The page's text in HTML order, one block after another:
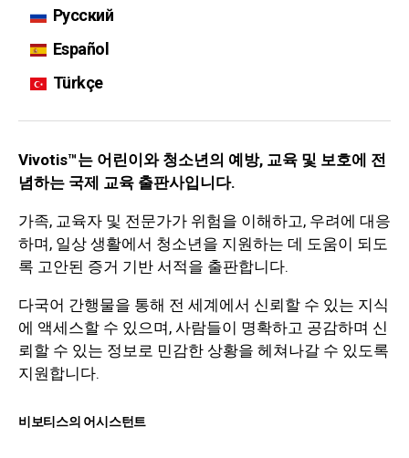
Русский
Español
Türkçe
Vivotis™는 어린이와 청소년의 예방, 교육 및 보호에 전
념하는 국제 교육 출판사입니다.
가족, 교육자 및 전문가가 위험을 이해하고, 우려에 대응
하며, 일상 생활에서 청소년을 지원하는 데 도움이 되도
록 고안된 증거 기반 서적을 출판합니다.
다국어 간행물을 통해 전 세계에서 신뢰할 수 있는 지식
에 액세스할 수 있으며, 사람들이 명확하고 공감하며 신
뢰할 수 있는 정보로 민감한 상황을 헤쳐나갈 수 있도록
지원합니다.
비보티스의 어시스턴트